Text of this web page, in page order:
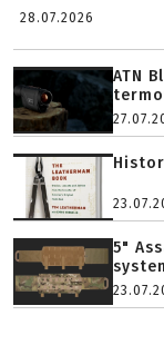
28.07.2026
ATN
5"